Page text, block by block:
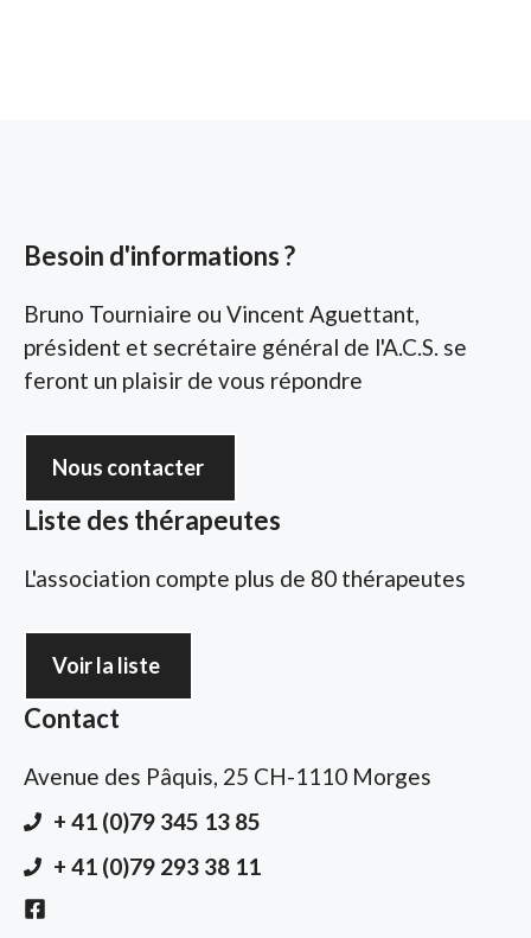
Besoin d'informations ?
Bruno Tourniaire ou Vincent Aguettant,
président et secrétaire général de l'A.C.S. se
feront un plaisir de vous répondre
Nous contacter
Liste des thérapeutes
L'association compte plus de 80 thérapeutes
Voir la liste
Contact
Avenue des Pâquis, 25 CH-1110 Morges
+ 41 (0)79 345 13 85
+ 41 (0)79 293 38 11